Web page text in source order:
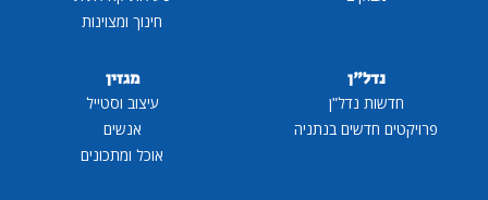
חינוך ומצוינות
נדל"ן
חדשות נדל"ן
פרויקטים חדשים בנתניה
מגזין
עיצוב וסטייל
אנשים
אוכל ומתכונים